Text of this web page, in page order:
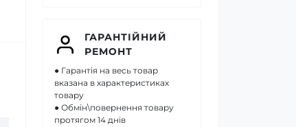
ГАРАНТІЙНИЙ
РЕМОНТ
● Гарантія на весь товар
вказана в характеристиках
товару
● Обмін\повернення товару
протягом 14 днів